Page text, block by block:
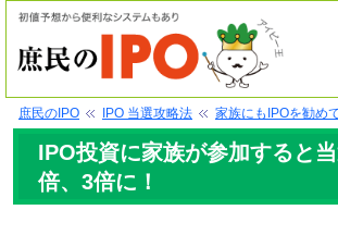
庶民のIPO IPO 当選攻略法 家族にもIPOを勧め
IPO投資に家族が参加すると
倍、3倍に！